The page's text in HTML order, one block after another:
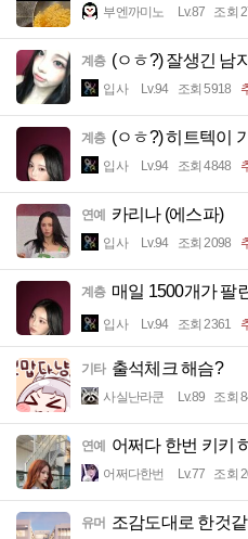
부엔까미노 Lv.87 조회
계층 (ㅇㅎ?) 잘생긴 남
입사 Lv.94 조회 5918
계층 (ㅇㅎ?) 히트텍이
입사 Lv.94 조회 4848
연예 카리나 (에스파)
입사 Lv.94 조회 2098
계층 매일 1500개가 팔
입사 Lv.94 조회 2361
기타 출석체크 해슴?
사실난라쿤 Lv.89 조회
연예 어쩌다 한번 키키
어쩌다한번 Lv.77 조회
유머 조감도대로 한것